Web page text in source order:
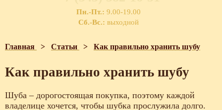
Пн.-Пт.: 9.00-19.00
Сб.-Вс.: выходной
Главная > Статьи > Как правильно хранить шубу
Как правильно хранить шубу
Шуба – дорогостоящая покупка, поэтому каждой
владелице хочется, чтобы шубка прослужила долго.